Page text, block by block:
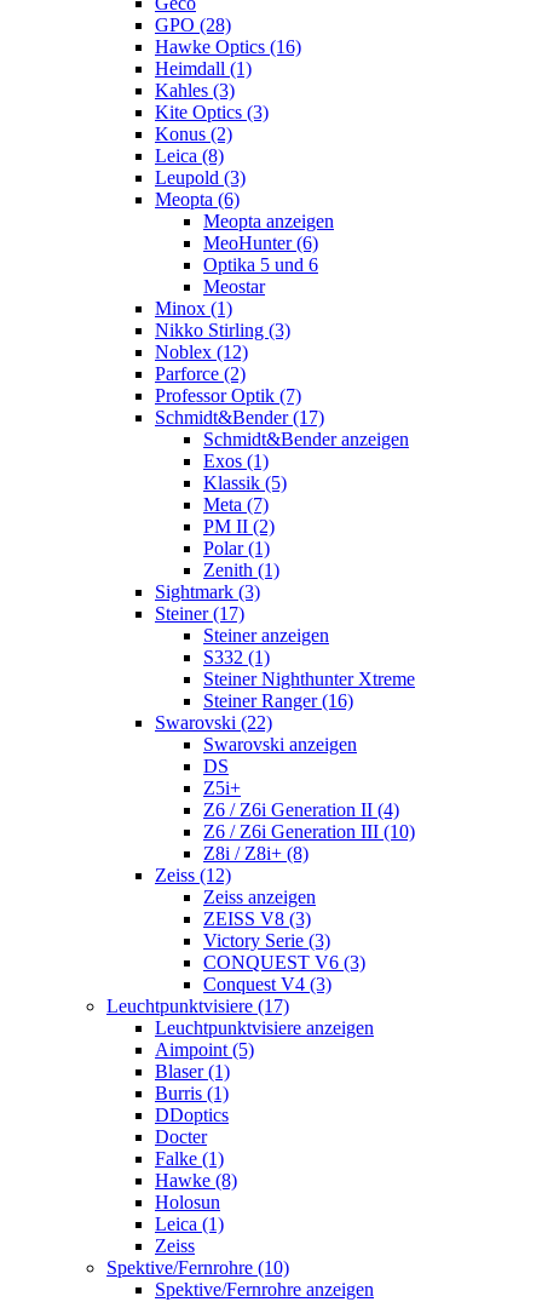
GPO (28)
Hawke Optics (16)
Heimdall (1)
Kahles (3)
Kite Optics (3)
Konus (2)
Leica (8)
Leupold (3)
Meopta (6)
Meopta anzeigen
MeoHunter (6)
Optika 5 und 6
Meostar
Minox (1)
Nikko Stirling (3)
Noblex (12)
Parforce (2)
Professor Optik (7)
Schmidt&Bender (17)
Schmidt&Bender anzeigen
Exos (1)
Klassik (5)
Meta (7)
PM II (2)
Polar (1)
Zenith (1)
Sightmark (3)
Steiner (17)
Steiner anzeigen
S332 (1)
Steiner Nighthunter Xtreme
Steiner Ranger (16)
Swarovski (22)
Swarovski anzeigen
DS
Z5i+
Z6 / Z6i Generation II (4)
Z6 / Z6i Generation III (10)
Z8i / Z8i+ (8)
Zeiss (12)
Zeiss anzeigen
ZEISS V8 (3)
Victory Serie (3)
CONQUEST V6 (3)
Conquest V4 (3)
Leuchtpunktvisiere (17)
Leuchtpunktvisiere anzeigen
Aimpoint (5)
Blaser (1)
Burris (1)
DDoptics
Docter
Falke (1)
Hawke (8)
Holosun
Leica (1)
Zeiss
Spektive/Fernrohre (10)
Spektive/Fernrohre anzeigen